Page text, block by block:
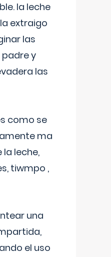
la leche
extraigo
las
y
las
como se
ma
leche,
tiwmpo ,
una
el uso